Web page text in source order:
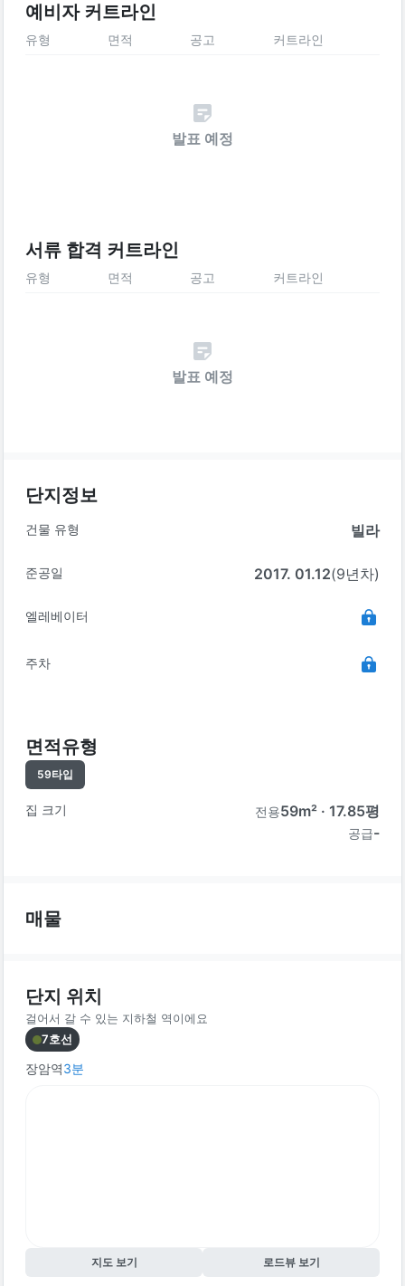
예비자 커트라인
유형 면적 공고 커트라인
발표 예정
서류 합격 커트라인
유형 면적 공고 커트라인
발표 예정
단지정보
건물 유형 빌라
준공일 2017. 01.12(9년차)
엘레베이터
주차
면적유형
59타입
집 크기 전용59m² · 17.85평
공급-
매물
단지 위치
걸어서 갈 수 있는 지하철 역이에요
7호선
장암역3분
지도 보기 로드뷰 보기